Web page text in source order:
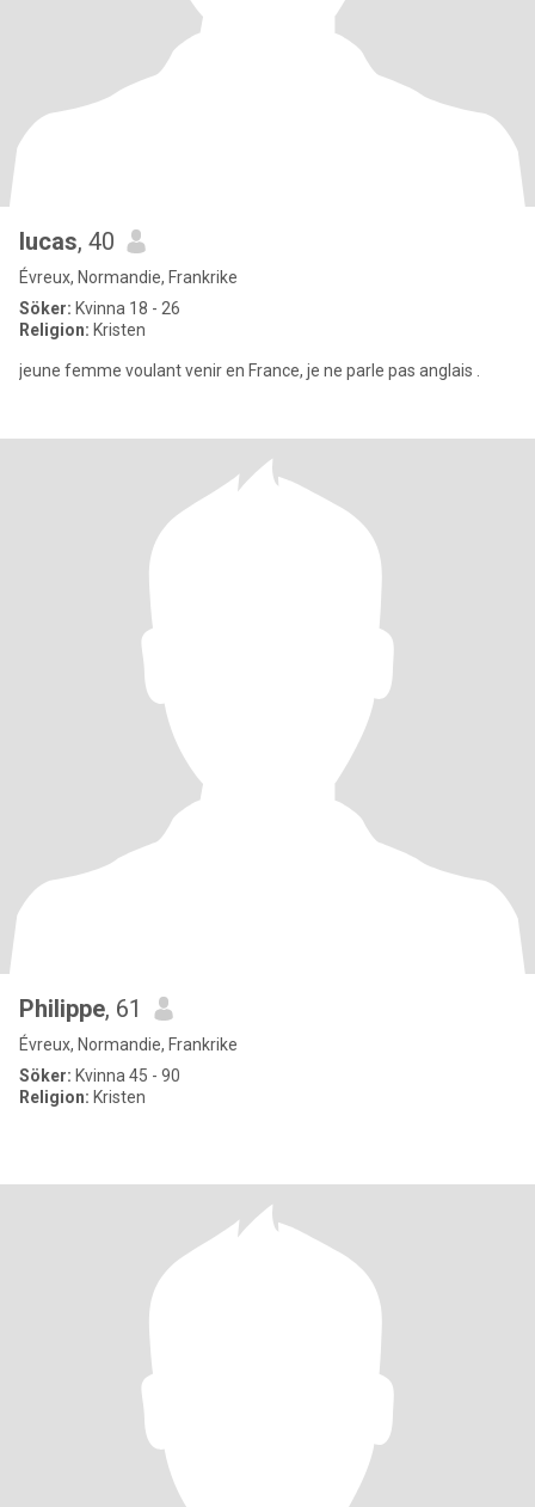
lucas, 40
Évreux, Normandie, Frankrike
Söker: Kvinna 18 - 26
Religion: Kristen
jeune femme voulant venir en France, je ne parle pas anglais .
Philippe, 61
Évreux, Normandie, Frankrike
Söker: Kvinna 45 - 90
Religion: Kristen